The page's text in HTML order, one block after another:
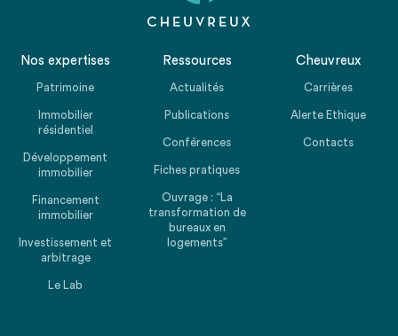
Nos expertises
Patrimoine
Immobilier
résidentiel
Développement
immobilier
Financement
immobilier
Investissement et
arbitrage
Le Lab
Ressources
Actualités
Publications
Conférences
Fiches pratiques
Ouvrage : “La
transformation de
bureaux en
logements”
Cheuvreux
Carrières
Alerte Ethique
Contacts